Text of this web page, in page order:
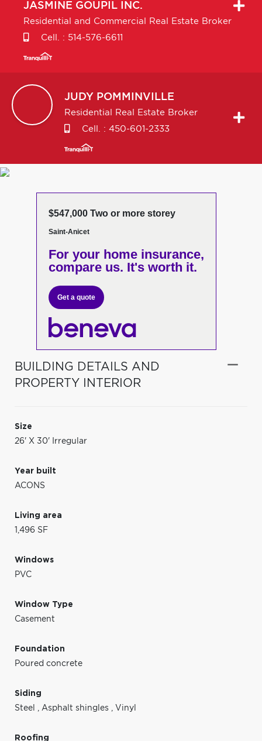
JASMINE GOUPIL INC.
Residential and Commercial Real Estate Broker
Cell. : 514-576-6611
JUDY POMMINVILLE
Residential Real Estate Broker
Cell. : 450-601-2333
$547,000 Two or more storey
Saint-Anicet
For your home insurance,
compare us. It's worth it.
Get a quote
BUILDING DETAILS AND
PROPERTY INTERIOR
Size
26' X 30' Irregular
Year built
ACONS
Living area
1,496 SF
Windows
PVC
Window Type
Casement
Foundation
Poured concrete
Siding
Steel , Asphalt shingles , Vinyl
Roofing